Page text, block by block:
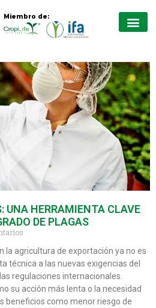
Miembro de:
UNA HERRAMIENTA CLAVE
DE PLAGAS
la agricultura de exportación ya no es
técnica a las nuevas exigencias del
regulaciones internacionales.
su acción más lenta o la necesidad
beneficios como menor riesgo de